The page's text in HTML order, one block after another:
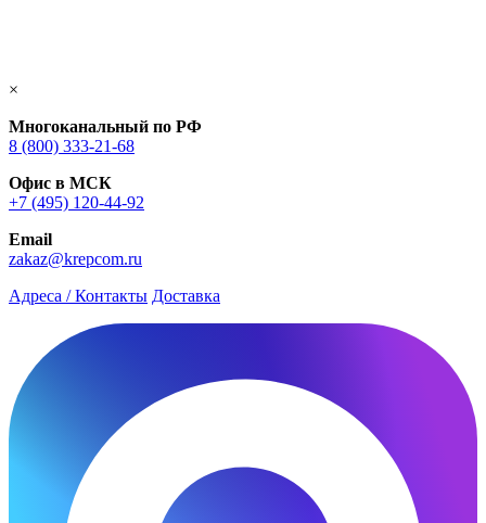
×
Многоканальный по РФ
8 (800) 333‑21-68
Офис в МСК
+7 (495) 120-44-92
Email
zakaz@krepcom.ru
Адреса / Контакты Доставка